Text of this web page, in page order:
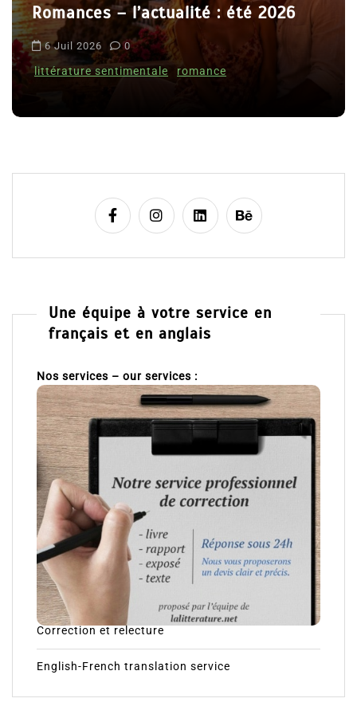
t
i
c
e
2026
Le coupable n’est pas
Clara Delcourt
Une équipe à votre service en
français et en anglais
Nos services – our services :
Correction et relecture
English-French translation service